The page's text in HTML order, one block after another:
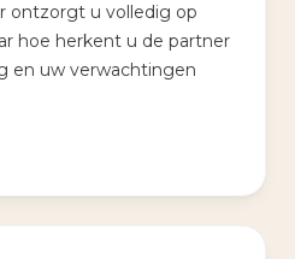
ontzorgt u volledig op
hoe herkent u de partner
en uw verwachtingen